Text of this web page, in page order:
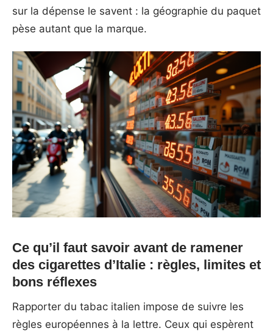
sur la dépense le savent : la géographie du paquet
pèse autant que la marque.
Ce qu’il faut savoir avant de ramener
des cigarettes d’Italie : règles, limites et
bons réflexes
Rapporter du tabac italien impose de suivre les
règles européennes à la lettre. Ceux qui espèrent